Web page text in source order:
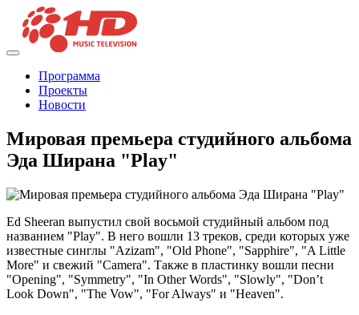
Программа
Проекты
Новости
Мировая премьера студийного альбома
Эда Ширана "Play"
Ed Sheeran выпустил свой восьмой студийный альбом под
названием "Play". В него вошли 13 треков, среди которых уже
известные синглы "Azizam", "Old Phone", "Sapphire", "A Little
More" и свежий "Camera". Также в пластинку вошли песни
"Opening", "Symmetry", "In Other Words", "Slowly", "Don’t
Look Down", "The Vow", "For Always" и "Heaven".